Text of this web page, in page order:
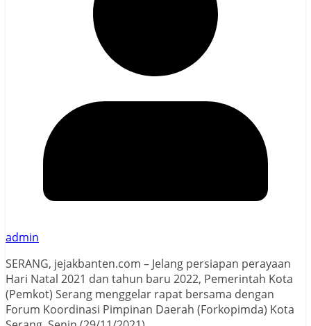
admin
SERANG, jejakbanten.com – Jelang persiapan perayaan
Hari Natal 2021 dan tahun baru 2022, Pemerintah Kota
(Pemkot) Serang menggelar rapat bersama dengan
Forum Koordinasi Pimpinan Daerah (Forkopimda) Kota